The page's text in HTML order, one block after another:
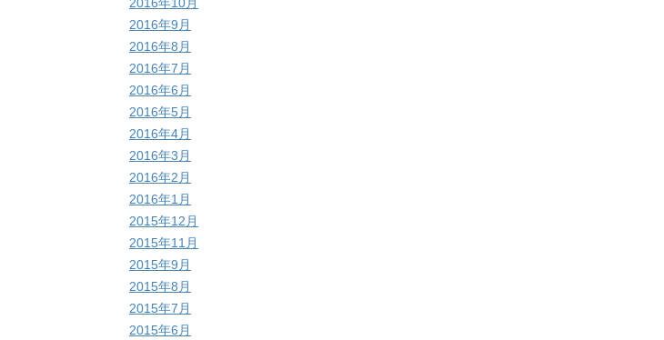
2016年9月
2016年8月
2016年7月
2016年6月
2016年5月
2016年4月
2016年3月
2016年2月
2016年1月
2015年12月
2015年11月
2015年9月
2015年8月
2015年7月
2015年6月